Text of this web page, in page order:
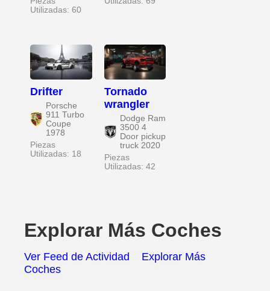
Utilizadas: 60
Drifter
Porsche
911 Turbo
Coupe
1978
Piezas
Utilizadas: 18
Tornado
wrangler
Dodge Ram
3500 4
Door pickup
truck 2020
Piezas
Utilizadas: 42
Explorar Más Coches
Ver Feed de Actividad
Explorar Más
Coches